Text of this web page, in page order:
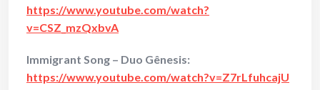
https://www.youtube.com/watch?
v=CSZ_mzQxbvA
Immigrant Song – Duo Gênesis:
https://www.youtube.com/watch?v=Z7rLfuhcajU